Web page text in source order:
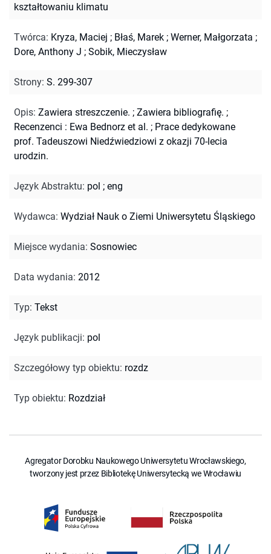
kształtowaniu klimatu
Twórca: Kryza, Maciej ; Błaś, Marek ; Werner, Małgorzata ;
Dore, Anthony J ; Sobik, Mieczysław
Strony: S. 299-307
Opis: Zawiera streszczenie. ; Zawiera bibliografię. ;
Recenzenci : Ewa Bednorz et al. ; Prace dedykowane
prof. Tadeuszowi Niedźwiedziowi z okazji 70-lecia
urodzin.
Język Abstraktu: pol ; eng
Wydawca: Wydział Nauk o Ziemi Uniwersytetu Śląskiego
Miejsce wydania: Sosnowiec
Data wydania: 2012
Typ: Tekst
Język publikacji: pol
Szczegółowy typ obiektu: rozdz
Typ obiektu: Rozdział
Agregator Dorobku Naukowego Uniwersytetu Wrocławskiego,
tworzony jest przez Bibliotekę Uniwersytecką we Wrocławiu